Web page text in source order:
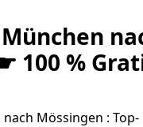
100 %
Mössingen : Top-